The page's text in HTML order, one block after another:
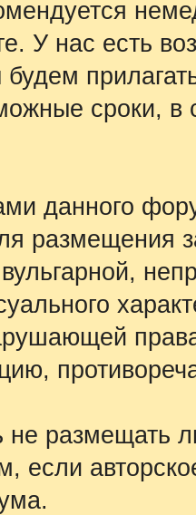
У нас есть
сроки, в
данного
размещения
не
если